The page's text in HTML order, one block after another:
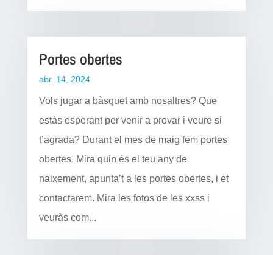
Portes obertes
abr. 14, 2024
Vols jugar a bàsquet amb nosaltres? Que
estàs esperant per venir a provar i veure si
t’agrada? Durant el mes de maig fem portes
obertes. Mira quin és el teu any de
naixement, apunta’t a les portes obertes, i et
contactarem. Mira les fotos de les xxss i
veuràs com...